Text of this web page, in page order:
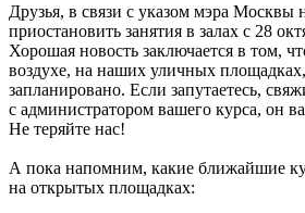
Друзья, в связи с указом мэра Москвы
приостановить занятия в залах с 28
Хорошая новость заключается в том,
воздухе, на наших уличных
запланировано. Если запутаетесь,
с администратором вашего курса, он
Не теряйте нас!
А пока напомним, какие ближайшие
на открытых площадках: